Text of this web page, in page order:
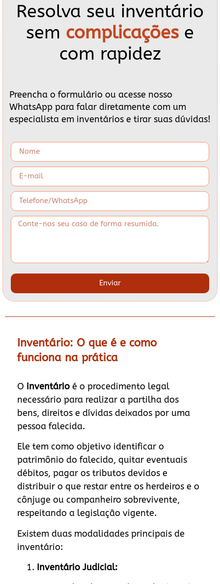
Resolva seu inventário
sem complicações e
com rapidez
Preencha o formulário ou acesse nosso
WhatsApp para falar diretamente com um
especialista em inventários e tirar suas dúvidas!
Enviar
Inventário: O que é e como
funciona na prática
O inventário é o procedimento legal
necessário para realizar a partilha dos
bens, direitos e dívidas deixados por uma
pessoa falecida.
Ele tem como objetivo identificar o
patrimônio do falecido, quitar eventuais
débitos, pagar os tributos devidos e
distribuir o que restar entre os herdeiros e o
cônjuge ou companheiro sobrevivente,
respeitando a legislação vigente.
Existem duas modalidades principais de
inventário:
Inventário Judicial: